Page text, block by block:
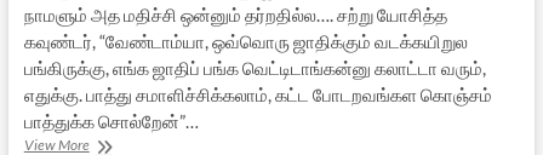
நாமளும் அத மதிச்சி ஒன்னும் தர்றதில்ல…. சற்று யோசித்த
கவுண்டர், “வேண்டாம்யா, ஒவ்வொரு ஜாதிக்கும் வடக்கயிறுல
பங்கிருக்கு, எங்க ஜாதிப் பங்க வெட்டிடாங்கன்னு கலாட்டா வரும்,
எதுக்கு. பாத்து சமாளிச்சிக்கலாம், கட்ட போடறவங்கள கொஞ்சம்
பாத்துக்க சொல்றேன்”…
View Moreதலைமுறை